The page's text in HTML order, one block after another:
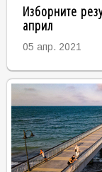
Изборните
април
05 апр. 2021